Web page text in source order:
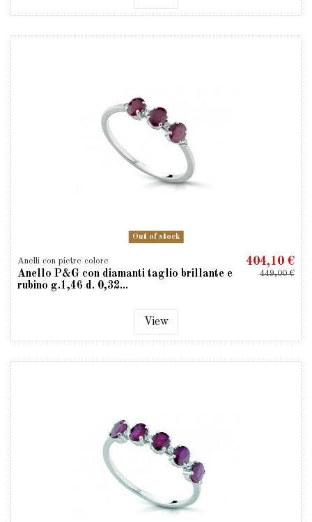
Out of stock
Anelli con pietre colore
Anello P&G con diamanti taglio brillante e
rubino g.1,46 d. 0,32...
404,10 €
449,00 €
View